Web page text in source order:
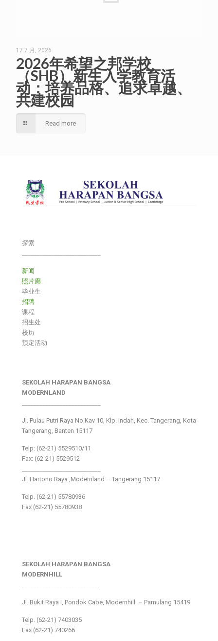
17 7 月, 2026
2026年希望之邦学校
（SHB）新生入学教育活
动：培养品格、追求卓越、
共建校园
Read more
探索
新闻
照片廊
毕业生
招聘
课程
招生处
校历
预定活动
SEKOLAH HARAPAN BANGSA
MODERNLAND
Jl. Pulau Putri Raya No.Kav 10, Klp. Indah, Kec. Tangerang, Kota
Tangerang, Banten 15117
Telp: (62-21) 5529510/11
Fax: (62-21) 5529512
Jl. Hartono Raya ,Modernland – Tangerang 15117
Telp. (62-21) 55780936
Fax (62-21) 55780938
SEKOLAH HARAPAN BANGSA
MODERNHILL
Jl. Bukit Raya I, Pondok Cabe, Modernhill – Pamulang 15419
Telp. (62-21) 7403035
Fax (62-21) 740266